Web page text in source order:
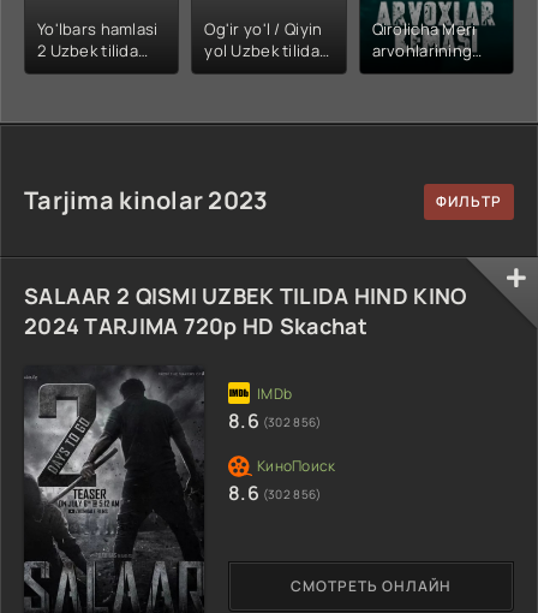
Yo'lbars hamlasi
2 Uzbek tilida
Premyera 2023
Og'ir yo'l / Qiyin
yol Uzbek tilida
Tarjima kino
Qirolicha Meri
arvohlarining
ta'qibi / Arvohlar
skachat
Tarjima kinolar 2023
SALAAR 2 QISMI UZBEK TILIDA HIND KINO
2024 TARJIMA 720p HD Skachat
СМОТРЕТЬ ОНЛАЙН
8.6 (302 856)
8.6 (302 856)